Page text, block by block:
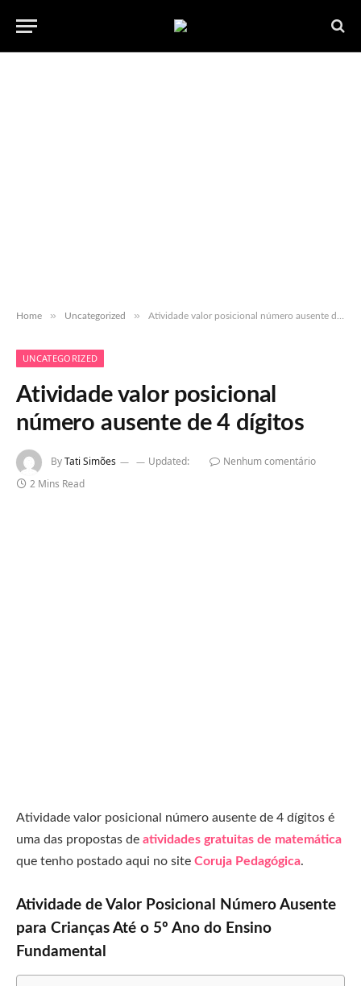
Home » Uncategorized » Atividade valor posicional número ausente de 4 dígitos
UNCATEGORIZED
Atividade valor posicional
número ausente de 4 dígitos
ByTati Simões Updated:
Nenhum comentário
2 Mins Read
Atividade valor posicional número ausente de 4 dígitos é
uma das propostas de atividades gratuitas de matemática
que tenho postado aqui no site Coruja Pedagógica.
Atividade de Valor Posicional Número Ausente
para Crianças Até o 5º Ano do Ensino
Fundamental